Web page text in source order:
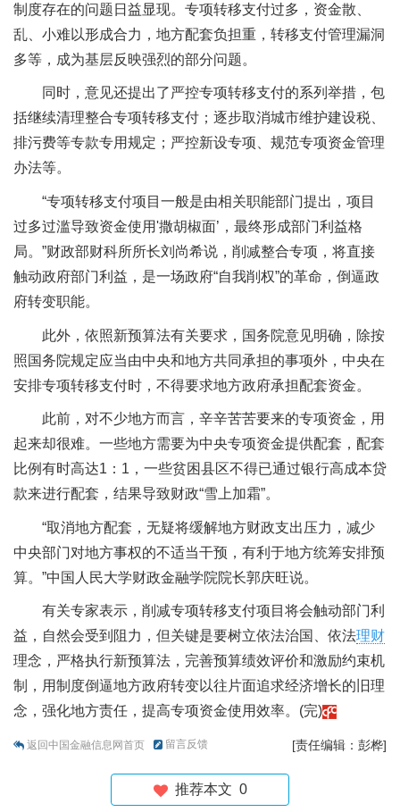
制度存在的问题日益显现。专项转移支付过多，资金散、
乱、小难以形成合力，地方配套负担重，转移支付管理漏洞
多等，成为基层反映强烈的部分问题。
同时，意见还提出了严控专项转移支付的系列举措，包
括继续清理整合专项转移支付；逐步取消城市维护建设税、
排污费等专款专用规定；严控新设专项、规范专项资金管理
办法等。
“专项转移支付项目一般是由相关职能部门提出，项目
过多过滥导致资金使用'撒胡椒面’，最终形成部门利益格
局。”财政部财科所所长刘尚希说，削减整合专项，将直接
触动政府部门利益，是一场政府“自我削权”的革命，倒逼政
府转变职能。
此外，依照新预算法有关要求，国务院意见明确，除按
照国务院规定应当由中央和地方共同承担的事项外，中央在
安排专项转移支付时，不得要求地方政府承担配套资金。
此前，对不少地方而言，辛辛苦苦要来的专项资金，用
起来却很难。一些地方需要为中央专项资金提供配套，配套
比例有时高达1：1，一些贫困县区不得已通过银行高成本贷
款来进行配套，结果导致财政“雪上加霜”。
“取消地方配套，无疑将缓解地方财政支出压力，减少
中央部门对地方事权的不适当干预，有利于地方统筹安排预
算。”中国人民大学财政金融学院院长郭庆旺说。
有关专家表示，削减专项转移支付项目将会触动部门利
益，自然会受到阻力，但关键是要树立依法治国、依法理财
理念，严格执行新预算法，完善预算绩效评价和激励约束机
制，用制度倒逼地方政府转变以往片面追求经济增长的旧理
念，强化地方责任，提高专项资金使用效率。(完)
返回中国金融信息网首页 留言反馈 [责任编辑：彭桦]
推荐本文 0